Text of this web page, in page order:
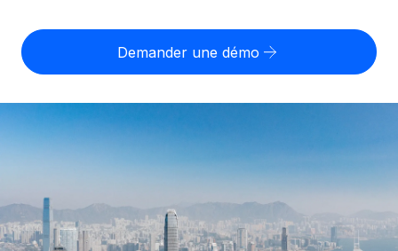
entités
Gestion des freelances
Sous-traitez les opérations complexes liées à l’emploi
Explorateur des États-Unis (par État)
Simplifiez l’embauche à travers les différents États des
Comparer Remote
CROISSANCE
Start-ups
Évaluez le risque de requalification de contrat par pays
Calculez le coût total des employés dans n’importe quel
Calculateur de paiement des freelances
paiement pour vos freelances internationaux
English (United States)
Nederlands
Français
Deutsch
Connexion
Demander une démo